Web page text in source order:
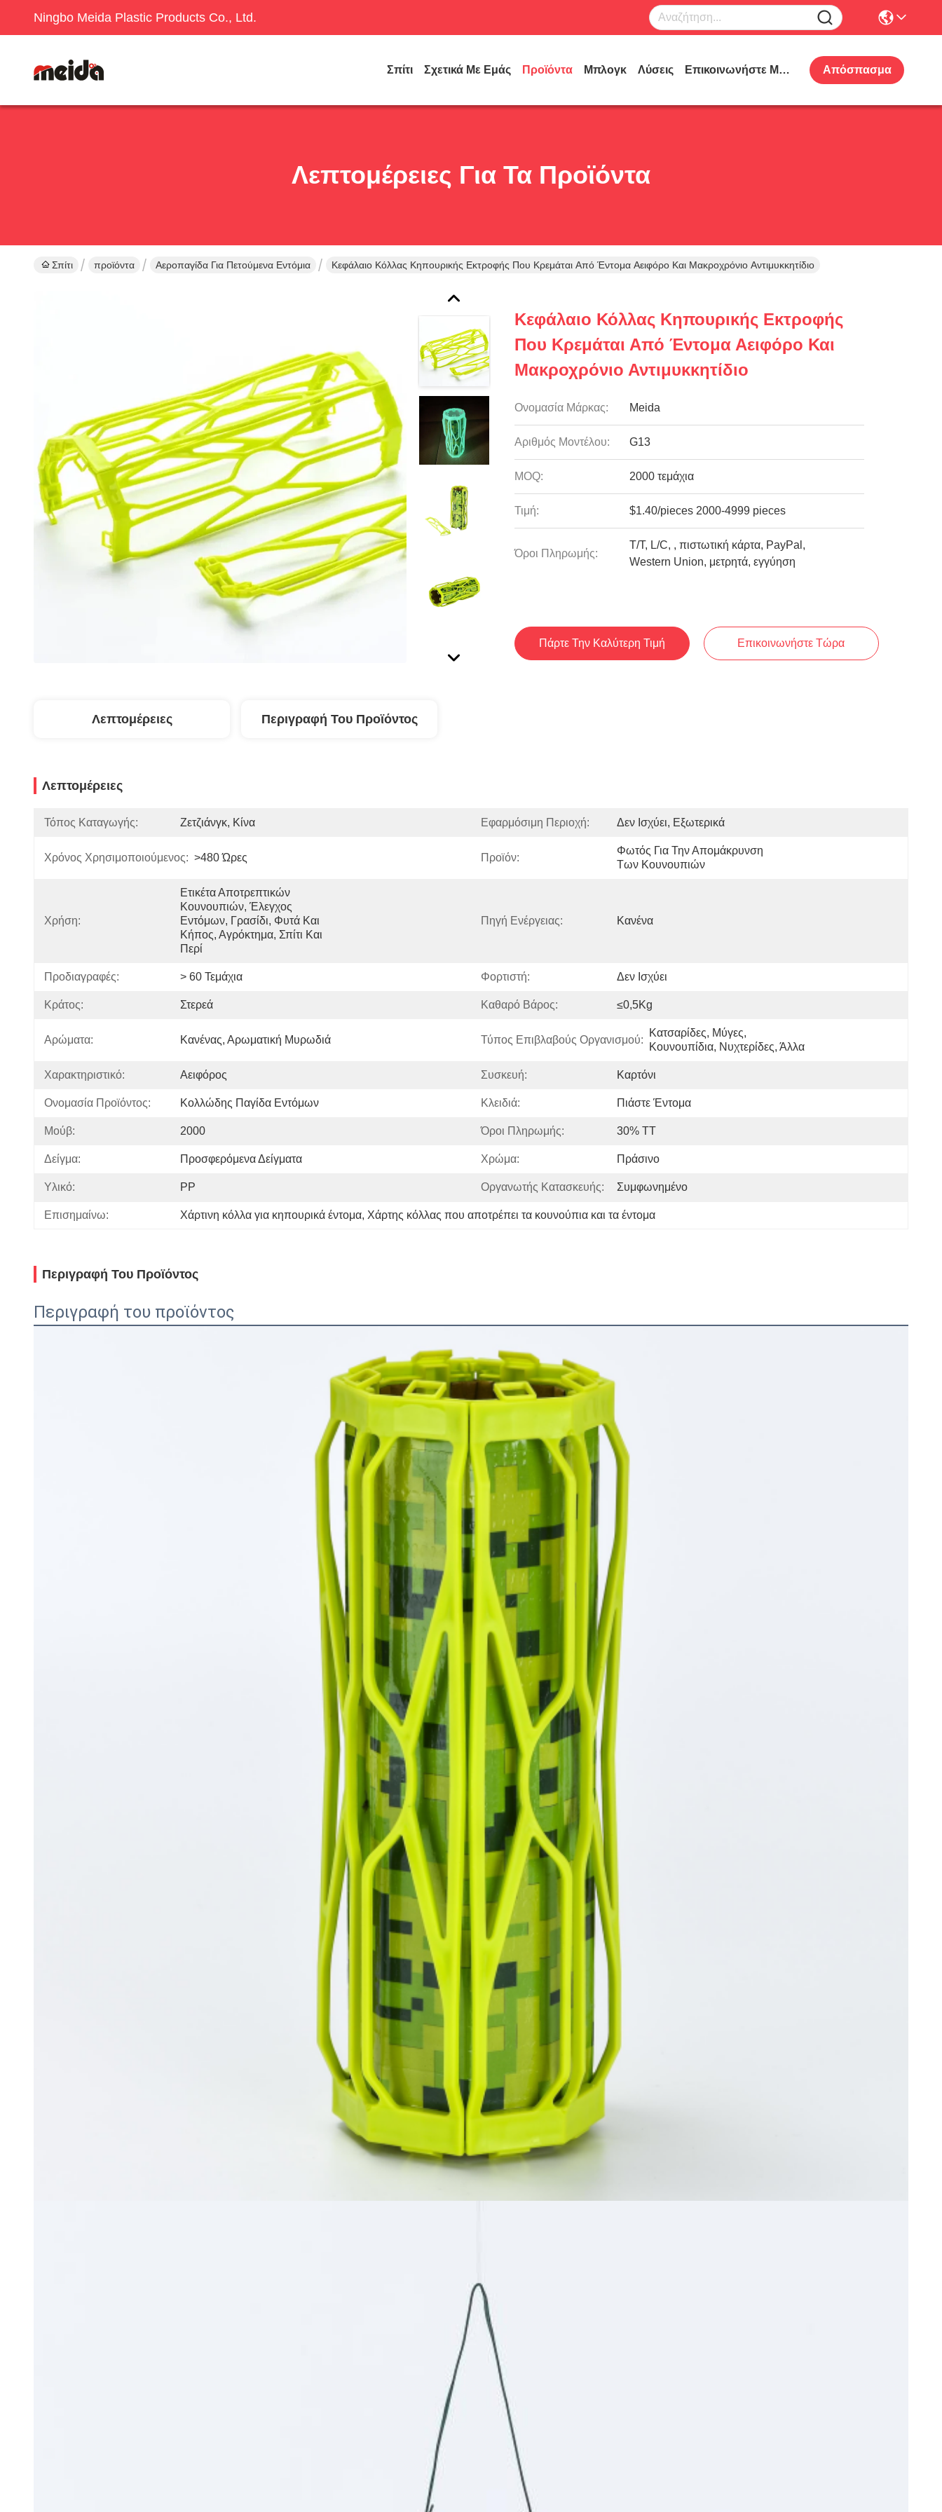
Ningbo Meida Plastic Products Co., Ltd.
Σπίτι Σχετικά Με Εμάς Προϊόντα Μπλογκ Λύσεις Επικοινωνήστε Μαζί Μας Απόσπασμα
Λεπτομέρειες Για Τα Προϊόντα
Σπίτι προϊόντα Αεροπαγίδα Για Πετούμενα Εντόμια Κεφάλαιο Κόλλας Κηπουρικής Εκτροφής Που Κρεμάται Από Έντομα Αειφόρο Και Μακροχρόνιο Αντιμυκκητίδιο
Κεφάλαιο Κόλλας Κηπουρικής Εκτροφής
Που Κρεμάται Από Έντομα Αειφόρο Και
Μακροχρόνιο Αντιμυκκητίδιο
Ονομασία Μάρκας: Meida
Αριθμός Μοντέλου: G13
MOQ: 2000 τεμάχια
Τιμή: $1.40/pieces 2000-4999 pieces
Όροι Πληρωμής:
Τ/Τ, L/C, , πιστωτική κάρτα, PayPal,
Western Union, μετρητά, εγγύηση
Πάρτε Την Καλύτερη Τιμή Επικοινωνήστε Τώρα
Λεπτομέρειες Περιγραφή Του Προϊόντος
Λεπτομέρειες
Τόπος Καταγωγής: Ζετζιάνγκ, Κίνα Εφαρμόσιμη Περιοχή: Δεν Ισχύει, Εξωτερικά
Χρόνος Χρησιμοποιούμενος: >480 Ώρες Προϊόν:
Φωτός Για Την Απομάκρυνση
Των Κουνουπιών
Χρήση:
Ετικέτα Αποτρεπτικών
Κουνουπιών, Έλεγχος
Εντόμων, Γρασίδι, Φυτά Και
Κήπος, Αγρόκτημα, Σπίτι Και
Περί
Πηγή Ενέργειας: Κανένα
Προδιαγραφές: > 60 Τεμάχια Φορτιστή: Δεν Ισχύει
Κράτος: Στερεά Καθαρό Βάρος: ≤0,5Kg
Αρώματα: Κανένας, Αρωματική Μυρωδιά Τύπος Επιβλαβούς Οργανισμού:
Κατσαρίδες, Μύγες,
Κουνουπίδια, Νυχτερίδες, Άλλα
Χαρακτηριστικό: Αειφόρος Συσκευή: Καρτόνι
Ονομασία Προϊόντος: Κολλώδης Παγίδα Εντόμων Κλειδιά: Πιάστε Έντομα
Μούβ: 2000 Όροι Πληρωμής: 30% TT
Δείγμα: Προσφερόμενα Δείγματα Χρώμα: Πράσινο
Υλικό: PP Οργανωτής Κατασκευής: Συμφωνημένο
Επισημαίνω: Χάρτινη κόλλα για κηπουρικά έντομα, Χάρτης κόλλας που αποτρέπει τα κουνούπια και τα έντομα
Περιγραφή Του Προϊόντος
Περιγραφή του προϊόντος